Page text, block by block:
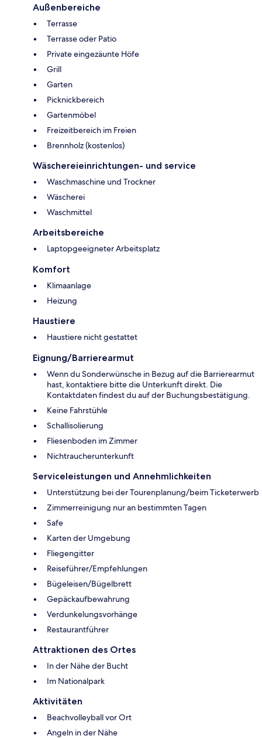
Außenbereiche
Terrasse
Terrasse oder Patio
Private eingezäunte Höfe
Grill
Garten
Picknickbereich
Gartenmöbel
Freizeitbereich im Freien
Brennholz (kostenlos)
Wäschereieinrichtungen- und service
Waschmaschine und Trockner
Wäscherei
Waschmittel
Arbeitsbereiche
Laptopgeeigneter Arbeitsplatz
Komfort
Klimaanlage
Heizung
Haustiere
Haustiere nicht gestattet
Eignung/Barrierearmut
Wenn du Sonderwünsche in Bezug auf die Barrierearmut
hast, kontaktiere bitte die Unterkunft direkt. Die
Kontaktdaten findest du auf der Buchungsbestätigung.
Keine Fahrstühle
Schallisolierung
Fliesenboden im Zimmer
Nichtraucherunterkunft
Serviceleistungen und Annehmlichkeiten
Unterstützung bei der Tourenplanung/beim Ticketerwerb
Zimmerreinigung nur an bestimmten Tagen
Safe
Karten der Umgebung
Fliegengitter
Reiseführer/Empfehlungen
Bügeleisen/Bügelbrett
Gepäckaufbewahrung
Verdunkelungsvorhänge
Restaurantführer
Attraktionen des Ortes
In der Nähe der Bucht
Im Nationalpark
Aktivitäten
Beachvolleyball vor Ort
Angeln in der Nähe